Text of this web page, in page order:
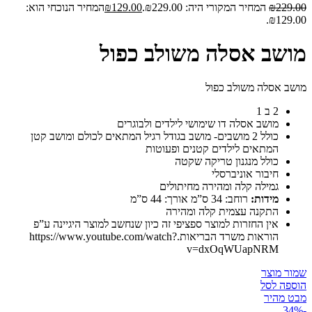
₪229.00 המחיר המקורי היה: ₪229.00. ₪129.00
המחיר הנוכחי הוא:
₪129.00.
מושב אסלה משולב כפול
מושב אסלה משולב כפול
2 ב 1
מושב אסלה דו שימושי לילדים ולבוגרים
כולל 2 מושבים- מושב בגודל רגיל המתאים לכולם ומושב קטן
המתאים לילדים קטנים ופעוטות
כולל מנגנון טריקה שקטה
חיבור אוניברסלי
גמילה קלה ומהירה מחיתולים
מידות: רוחב: 34 ס”מ אורך: 44 ס”מ
התקנה עצמית קלה ומהירה
אין החזרות למוצר ספציפי זה כיון שנחשב למוצר היגיינה ע”פ
הוראות משרד הבריאות.https://www.youtube.com/watch?
v=dxOqWUapNRM
שמור מוצר
הוספה לסל
מבט מהיר